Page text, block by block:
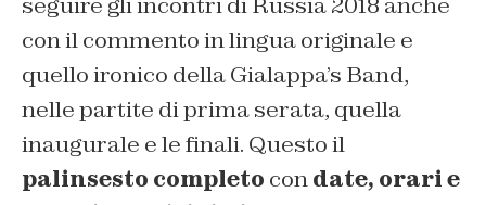
con il commento in lingua originale e
quello ironico della Gialappa’s Band,
nelle partite di prima serata, quella
inaugurale e le finali. Questo il
palinsesto completo condate, orari e